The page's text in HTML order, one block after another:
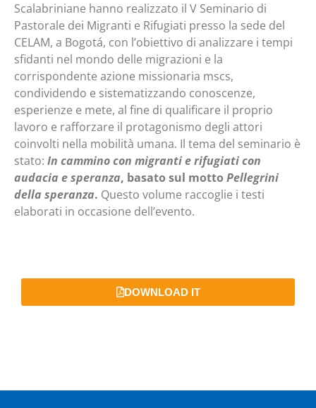
Scalabriniane hanno realizzato il V Seminario di
Pastorale dei Migranti e Rifugiati presso la sede del
CELAM, a Bogotá, con l’obiettivo di analizzare i tempi
sfidanti nel mondo delle migrazioni e la
corrispondente azione missionaria mscs,
condividendo e sistematizzando conoscenze,
esperienze e mete, al fine di qualificare il proprio
lavoro e rafforzare il protagonismo degli attori
coinvolti nella mobilità umana. Il tema del seminario è
stato: In cammino con migranti e rifugiati con
audacia e speranza, basato sul motto Pellegrini
della speranza. Questo volume raccoglie i testi
elaborati in occasione dell’evento.
DOWNLOAD IT